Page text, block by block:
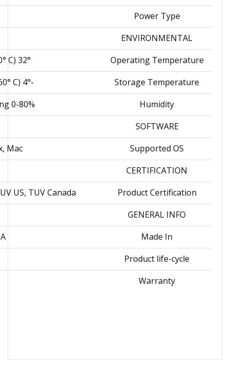
Power Type
ENVIRONMENTAL
Operating Temperature
32° to 104° F (0° to 40° C)
Storage Temperature
-4° to 140° F (-20° to 60° C)
Humidity
0-80% RH, non-condensing
SOFTWARE
Supported OS
Mac
CERTIFICATION
Product Certification
US, TUV Canada
GENERAL INFO
Made In
Product life-cycle
Warranty